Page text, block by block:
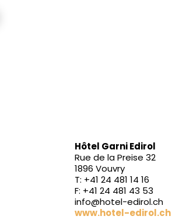
Hôtel Garni Edirol
Rue de la Preise 32
1896 Vouvry
T: +41 24 481 14 16
F: +41 24 481 43 53
info@hotel-edirol.ch
www.hotel-edirol.ch